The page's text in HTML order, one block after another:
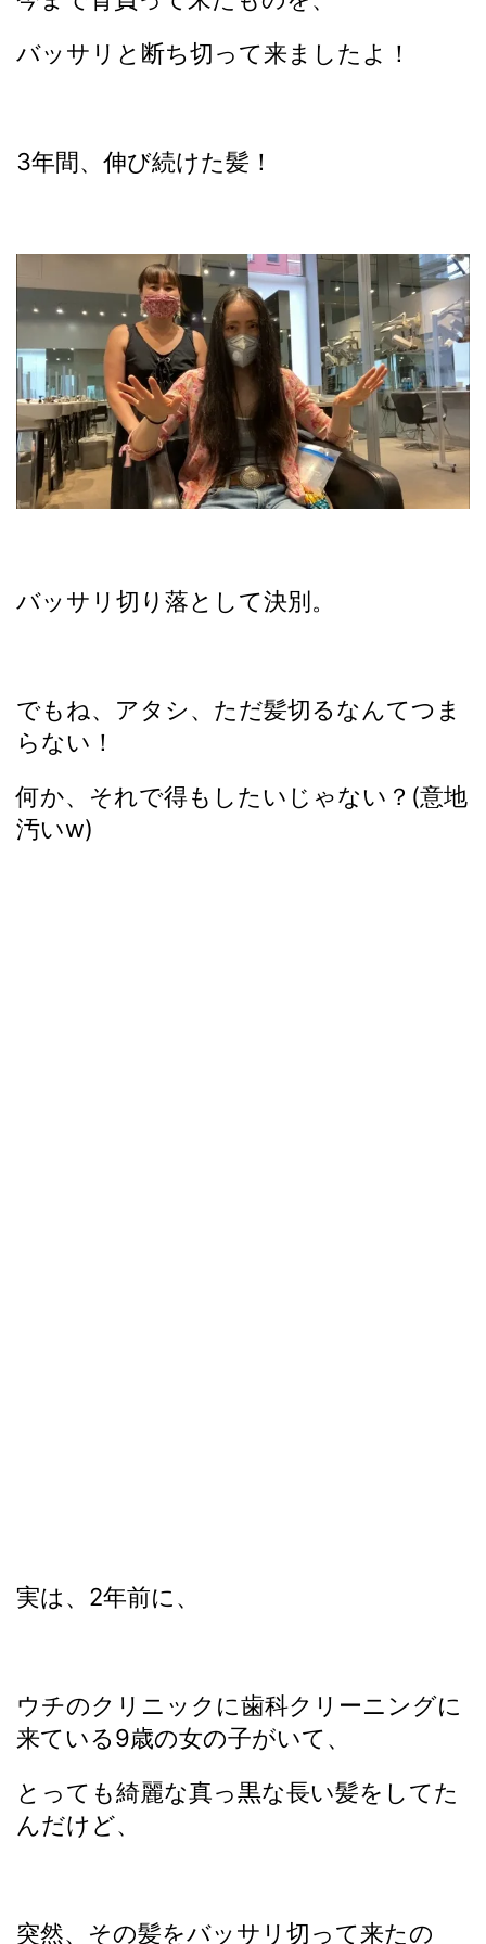
バッサリと断ち切って来ましたよ！
3年間、伸び続けた髪！
バッサリ切り落として決別。
でもね、アタシ、ただ髪切るなんてつま
らない！
何か、それで得もしたいじゃない？(意地
汚いw)
実は、2年前に、
ウチのクリニックに歯科クリーニングに
来ている9歳の女の子がいて、
とっても綺麗な真っ黒な長い髪をしてた
んだけど、
突然、その髪をバッサリ切って来たの